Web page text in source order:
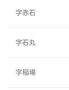
字赤石
字石丸
字稲場